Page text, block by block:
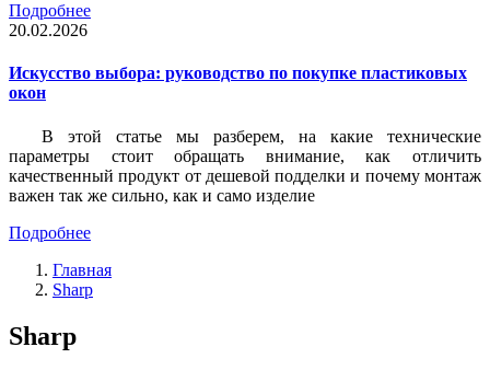
Подробнее
20.02.2026
Искусство выбора: руководство по покупке пластиковых
окон
В этой статье мы разберем, на какие технические
параметры стоит обращать внимание, как отличить
качественный продукт от дешевой подделки и почему монтаж
важен так же сильно, как и само изделие
Подробнее
Главная
Sharp
Sharp